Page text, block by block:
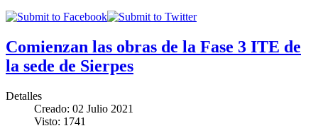
Comienzan las obras de la Fase 3 ITE de
la sede de Sierpes
Detalles
Creado: 02 Julio 2021
Visto: 1741